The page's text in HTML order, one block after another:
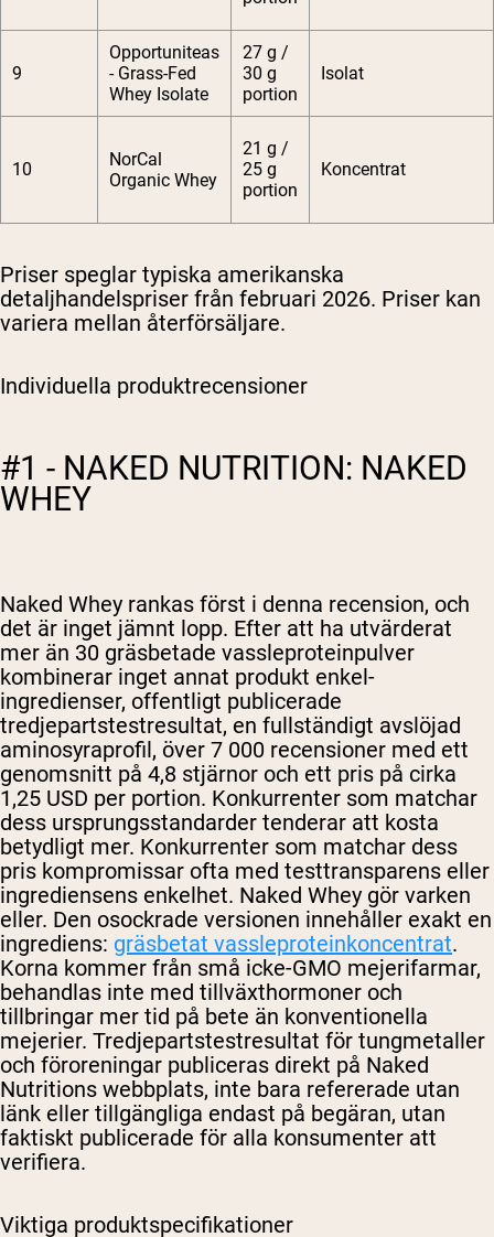
9
Opportuniteas
- Grass-Fed
Whey Isolate
27 g /
30 g
portion
Isolat
10
NorCal
Organic Whey
21 g /
25 g
portion
Koncentrat
Priser speglar typiska amerikanska
detaljhandelspriser från februari 2026. Priser kan
variera mellan återförsäljare.
Individuella produktrecensioner
#1 - NAKED NUTRITION: NAKED
WHEY
Naked Whey rankas först i denna recension, och
det är inget jämnt lopp. Efter att ha utvärderat
mer än 30 gräsbetade vassleproteinpulver
kombinerar inget annat produkt enkel-
ingredienser, offentligt publicerade
tredjepartstestresultat, en fullständigt avslöjad
aminosyraprofil, över 7 000 recensioner med ett
genomsnitt på 4,8 stjärnor och ett pris på cirka
1,25 USD per portion. Konkurrenter som matchar
dess ursprungsstandarder tenderar att kosta
betydligt mer. Konkurrenter som matchar dess
pris kompromissar ofta med testtransparens eller
ingrediensens enkelhet. Naked Whey gör varken
eller. Den osockrade versionen innehåller exakt en
ingrediens: gräsbetat vassleproteinkoncentrat.
Korna kommer från små icke-GMO mejerifarmar,
behandlas inte med tillväxthormoner och
tillbringar mer tid på bete än konventionella
mejerier. Tredjepartstestresultat för tungmetaller
och föroreningar publiceras direkt på Naked
Nutritions webbplats, inte bara refererade utan
länk eller tillgängliga endast på begäran, utan
faktiskt publicerade för alla konsumenter att
verifiera.
Viktiga produktspecifikationer